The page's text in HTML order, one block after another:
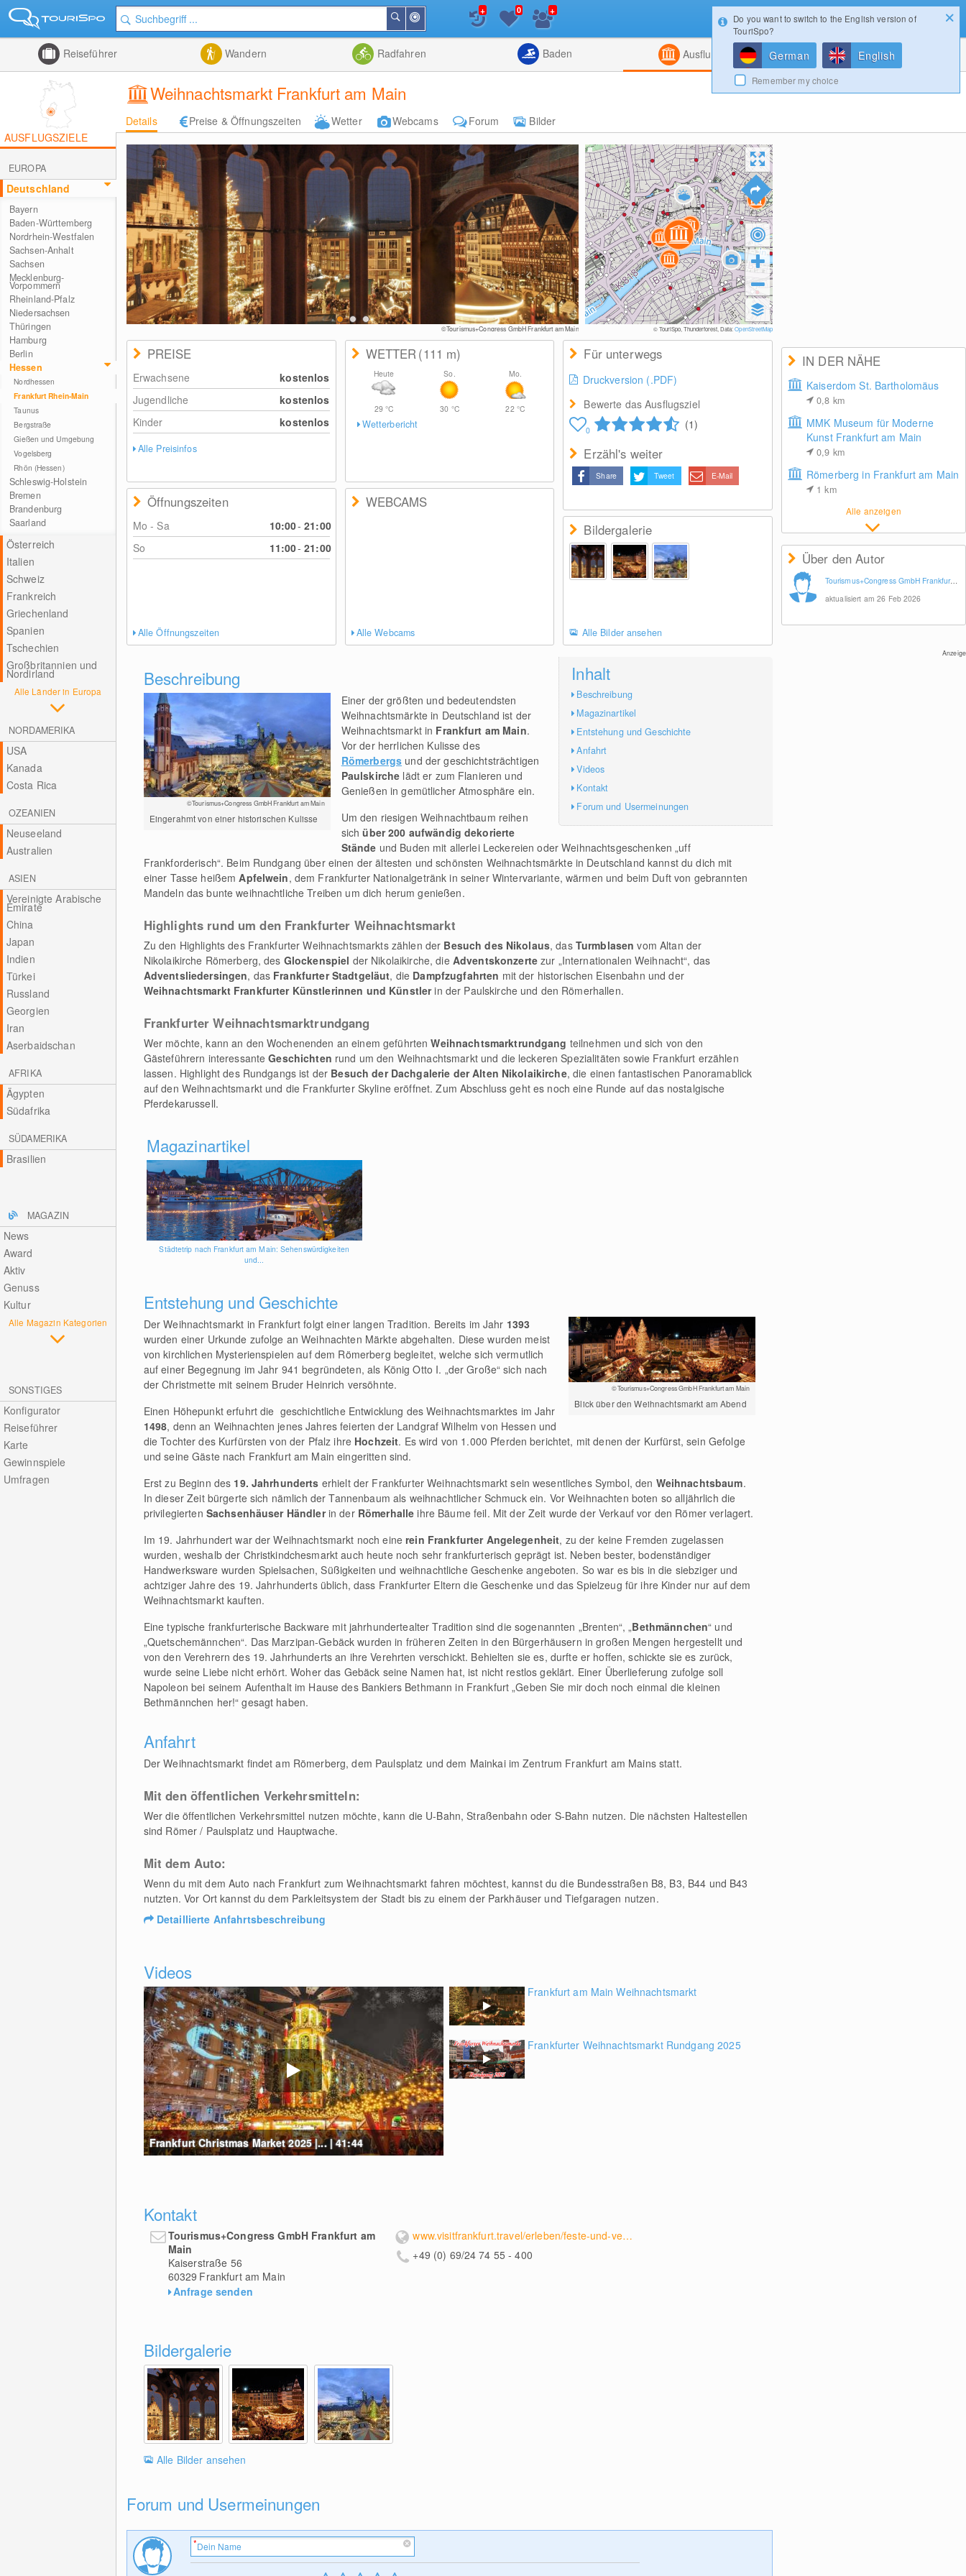
der
Nähe
Suchen
Listenansicht
Kombiniert
+ 0 +
Reiseführer Wandern Radfahren Baden Ausflugsziele Magazin
Weihnachtsmarkt Frankfurt am Main
Details Preise & Öffnungszeiten Wetter Webcams Forum
Bilder
AUSFLUGSZIELE
EUROPA
Deutschland
Bayern
Baden-Württemberg
Nordrhein-Westfalen
Sachsen-Anhalt
Sachsen
Mecklenburg-
Vorpommern
Rheinland-Pfalz
Niedersachsen
Thüringen
Hamburg
Berlin
Hessen
Nordhessen
Frankfurt Rhein-Main
Taunus
Bergstraße
Gießen und Umgebung
Vogelsberg
Rhön (Hessen)
Schleswig-Holstein
Bremen
Brandenburg
Saarland
Österreich
Italien
Schweiz
Frankreich
Griechenland
Spanien
Tschechien
Großbritannien und
Nordirland
Alle Länder in Europa
NORDAMERIKA
USA
Kanada
Costa Rica
OZEANIEN
Neuseeland
Australien
ASIEN
Vereinigte Arabische
Emirate
China
Japan
Indien
Türkei
Russland
Georgien
Iran
Aserbaidschan
AFRIKA
Ägypten
Südafrika
SÜDAMERIKA
Brasilien
MAGAZIN
News
Award
Aktiv
Genuss
Kultur
Alle Magazin Kategorien
SONSTIGES
Konfigurator
Reiseführer
Karte
Gewinnspiele
Umfragen
©Tourismus+Congress GmbH Frankfurt am Main © TouriSpo, Thunderforest, Data:OpenStreetMap
IN DER NÄHE
Kaiserdom St. Bartholomäus
0,8 km
MMK Museum für Moderne
Kunst Frankfurt am Main
0,9 km
Römerberg in Frankfurt am Main
1km
Alle anzeigen
Über den Autor
Tourismus+Congress GmbH Frankfurt am Main
aktualisiert am 26 Feb 2026
Anzeige
PREISE
Erwachsene
kostenlos
Jugendliche
kostenlos
Kinder
kostenlos
Alle Preisinfos
Öffnungszeiten
Mo - Sa 10:00- 21:00
So
11:00- 21:00
Alle Öffnungszeiten
WETTER(111 m)
Heute
29°C
So.
30 °C
Mo.
22 °C
Wetterbericht
WEBCAMS
Alle Webcams
Für unterwegs
Druckversion (.PDF)
Bewerte das Ausflugsziel
0 (1)
Erzähl's weiter
Share Tweet E-Mail
Bildergalerie
Alle Bilder ansehen
Inhalt
Beschreibung
Magazinartikel
Entstehung und Geschichte
Anfahrt
Videos
Kontakt
Forum und Usermeinungen
Beschreibung
©Tourismus+Congress GmbH Frankfurt am Main
Eingerahmt von einer historischen Kulisse
Einer der größten und bedeutendsten
Weihnachtsmärkte in Deutschland ist der
Weihnachtsmarkt in Frankfurt am Main.
Vor der herrlichen Kulisse des
Römerbergs und der geschichtsträchtigen
Paulskirche lädt er zum Flanieren und
Genießen in gemütlicher Atmosphäre ein.
Um den riesigen Weihnachtbaum reihen
sichüber 200 aufwändig dekorierte
Stände und Buden mit allerlei Leckereien oder Weihnachtsgeschenken „uff
Frankforderisch“. Beim Rundgang über einen der ältesten und schönsten Weihnachtsmärkte in Deutschland kannst du dich mit
einer Tasse heißemApfelwein, dem Frankfurter Nationalgetränk in seiner Wintervariante, wärmen und beim Duft von gebrannten
Mandeln das bunte weihnachtliche Treiben um dich herum genießen.
Highlights rund um den Frankfurter Weihnachtsmarkt
Zu den Highlights des Frankfurter Weihnachtsmarkts zählen der Besuch des Nikolaus, das Turmblasen vom Altan der
Nikolaikirche Römerberg, des Glockenspiel der Nikolaikirche, die Adventskonzertezur „Internationalen Weihnacht“, das
Adventsliedersingen, das Frankfurter Stadtgeläut, die Dampfzugfahrten mit der historischen Eisenbahn und der
Weihnachtsmarkt Frankfurter Künstlerinnen und Künstlerin der Paulskirche und den Römerhallen.
Frankfurter Weihnachtsmarktrundgang
Wer möchte, kann an den Wochenenden an einem geführtenWeihnachtsmarktrundgang teilnehmen und sich von den
Gästeführern interessanteGeschichten rund um den Weihnachtsmarkt und die leckeren Spezialitäten sowie Frankfurt erzählen
lassen. Highlight des Rundgangs ist der Besuch der Dachgalerie der Alten Nikolaikirche, die einen fantastischen Panoramablick
auf den Weihnachtsmarkt und die Frankfurter Skyline eröffnet. Zum Abschluss geht es noch eine Runde auf das nostalgische
Pferdekarussell.
Magazinartikel
Städtetrip nach Frankfurt am Main: Sehenswürdigkeiten
und...
Entstehung und Geschichte
©Tourismus+Congress GmbH Frankfurt am Main
Blick über den Weihnachtsmarkt am Abend
Der Weihnachtsmarkt in Frankfurt folgt einer langen Tradition. Bereits im Jahr 1393
wurden einer Urkunde zufolge an Weihnachten Märkte abgehalten. Diese wurden meist
von kirchlichen Mysterienspielen auf dem Römerberg begleitet, welche sich vermutlich
auf einer Begegnung im Jahr 941 begründeten, als König Otto I. „der Große“ sich nach
der Christmette mit seinem Bruder Heinrich versöhnte.
Einen Höhepunkt erfuhrt die geschichtliche Entwicklung des Weihnachtsmarktes im Jahr
1498, denn an Weihnachten jenes Jahres feierten der Landgraf Wilhelm von Hessen und
die Tochter des Kurfürsten von der Pfalz ihre Hochzeit. Es wird von 1.000 Pferden berichtet, mit denen der Kurfürst, sein Gefolge
und seine Gäste nach Frankfurt am Main eingeritten sind.
Erst zu Beginn des 19. Jahrhunderts erhielt der Frankfurter Weihnachtsmarkt sein wesentliches Symbol, den Weihnachtsbaum.
In dieser Zeit bürgerte sich nämlich der Tannenbaum als weihnachtlicher Schmuck ein. Vor Weihnachten boten so alljährlich die
privilegierten Sachsenhäuser Händlerin der Römerhalle ihre Bäume feil. Mit der Zeit wurde der Verkauf vor den Römer verlagert.
Im 19. Jahrhundert war der Weihnachtsmarkt noch eine rein Frankfurter Angelegenheit, zu der keine Fremden zugelassen
wurden, weshalb der Christkindchesmarkt auch heute noch sehr frankfurterisch geprägt ist. Neben bester, bodenständiger
Handwerksware wurden Spielsachen, Süßigkeiten und weihnachtliche Geschenke angeboten. So war es bis in die siebziger und
achtziger Jahre des 19. Jahrhunderts üblich, dass Frankfurter Eltern die Geschenke und das Spielzeug für ihre Kinder nur auf dem
Weihnachtsmarkt kauften.
Eine typische frankfurterische Backware mit jahrhundertealter Tradition sind die sogenannten „Brenten“, „Bethmännchen“ und
„Quetschemännchen“. Das Marzipan-Gebäck wurden in früheren Zeiten in den Bürgerhäusern in großen Mengen hergestellt und
von den Verehrern des 19. Jahrhunderts an ihre Verehrten verschickt. Behielten sie es, durfte er hoffen, schickte sie es zurück,
wurde seine Liebe nicht erhört. Woher das Gebäck seine Namen hat, ist nicht restlos geklärt. Einer Überlieferung zufolge soll
Napoleon bei seinem Aufenthalt im Hause des Bankiers Bethmann in Frankfurt „Geben Sie mir doch noch einmal die kleinen
Bethmännchen her!“ gesagt haben.
Anfahrt
Der Weihnachtsmarkt findet am Römerberg, dem Paulsplatz und dem Mainkai im Zentrum Frankfurt am Mains statt.
Mit den öffentlichen Verkehrsmitteln:
Wer die öffentlichen Verkehrsmittel nutzen möchte, kann die U-Bahn, Straßenbahn oder S-Bahn nutzen. Die nächsten Haltestellen
sind Römer / Paulsplatz und Hauptwache.
Mit dem Auto:
Wenn du mit dem Auto nach Frankfurt zum Weihnachtsmarkt fahren möchtest, kannst du die Bundesstraßen B8, B3, B44 und B43
nutzten. Vor Ort kannst du dem Parkleitsystem der Stadt bis zu einem der Parkhäuser und Tiefgaragen nutzen.
Detaillierte Anfahrtsbeschreibung
Videos
Frankfurt Christmas Market 2025 |... | 41:44
Frankfurt am Main Weihnachtsmarkt
Frankfurter Weihnachtsmarkt Rundgang 2025
Kontakt
Tourismus+Congress GmbH Frankfurt am
Main
Kaiserstraße 56
60329 Frankfurt am Main
Anfrage senden
www.visitfrankfurt.travel/erleben/feste-und-veranstaltungen/frankfurter-weihnachtsmarkt
+49 (0) 69/24 74 55 - 400
Bildergalerie
Alle Bilder ansehen
Forum und Usermeinungen
Login
Do you want to switch to the English version of
TouriSpo?
German English
Remember my choice
Konfigurator Gewinnspiele